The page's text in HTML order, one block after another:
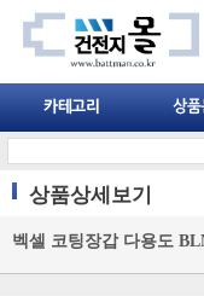
상품상세보기
벡셀 코팅장갑 다용도